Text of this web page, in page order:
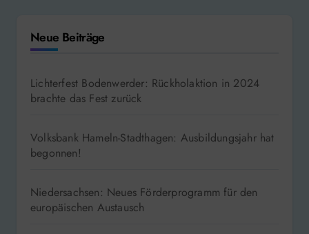
Neue Beiträge
Lichterfest Bodenwerder: Rückholaktion in 2024
brachte das Fest zurück
Volksbank Hameln-Stadthagen: Ausbildungsjahr hat
begonnen!
Niedersachsen: Neues Förderprogramm für den
europäischen Austausch